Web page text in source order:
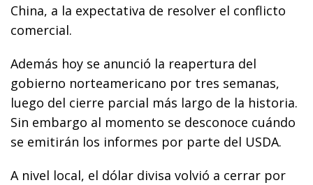
China, a la expectativa de resolver el conflicto
comercial.
Además hoy se anunció la reapertura del
gobierno norteamericano por tres semanas,
luego del cierre parcial más largo de la historia.
Sin embargo al momento se desconoce cuándo
se emitirán los informes por parte del USDA.
A nivel local, el dólar divisa volvió a cerrar por